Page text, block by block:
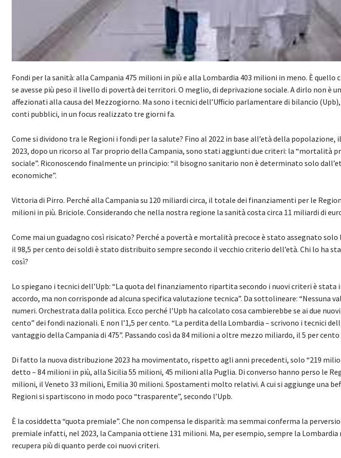
Fondi per la sanità: alla Campania 475 milioni in più e alla Lombardia 403 milioni in meno. È quello
se avesse più peso il livello di povertà dei territori. O meglio, di deprivazione sociale. A dirlo non è
affezionati alla causa del Mezzogiorno. Ma sono i tecnici dell’Ufficio parlamentare di bilancio
conti pubblici, in un focus realizzato tre giorni fa.
Come si dividono tra le Regioni i fondi per la salute? Fino al 2022 in base all’età della popolazione,
2023, dopo un ricorso al Tar proprio della Campania, sono stati aggiunti due criteri: la “mortalità
sociale”. Riconoscendo finalmente un principio: “il bisogno sanitario non è determinato solo
economiche”.
Vittoria di Pirro. Perché alla Campania su 120 miliardi circa, il totale dei finanziamenti per le
milioni in più. Briciole. Considerando che nella nostra regione la sanità costa circa 11 miliardi di
Come mai un guadagno così risicato? Perché a povertà e mortalità precoce è stato assegnato
il 98,5 per cento dei soldi è stato distribuito sempre secondo il vecchio criterio dell’età. Chi lo ha
così?
Lo spiegano i tecnici dell’Upb: “La quota del finanziamento ripartita secondo i nuovi criteri è
accordo, ma non corrisponde ad alcuna specifica valutazione tecnica”. Da sottolineare: “Nessuna
numeri. Orchestrata dalla politica. Ecco perché l’Upb ha calcolato cosa cambierebbe se ai due
cento” dei fondi nazionali. E non l’1,5 per cento. “La perdita della Lombardia – scrivono i tecnici
vantaggio della Campania di 475”. Passando così da 84 milioni a oltre mezzo miliardo, il 5 per
Di fatto la nuova distribuzione 2023 ha movimentato, rispetto agli anni precedenti, solo “219
detto – 84 milioni in più, alla Sicilia 55 milioni, 45 milioni alla Puglia. Di converso hanno perso le
milioni, il Veneto 33 milioni, Emilia 30 milioni. Spostamenti molto relativi. A cui si aggiunge una
Regioni si spartiscono in modo poco “trasparente”, secondo l’Upb.
È la cosiddetta “quota premiale”. Che non compensa le disparità: ma semmai conferma la
premiale infatti, nel 2023, la Campania ottiene 131 milioni. Ma, per esempio, sempre la
recupera più di quanto perde coi nuovi criteri.